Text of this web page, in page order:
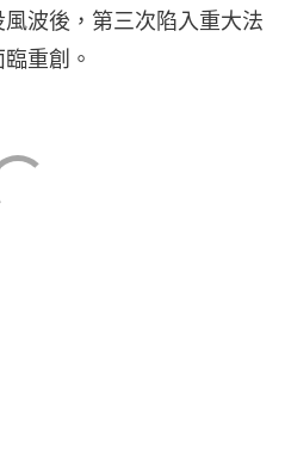
波後，第三次陷入重大法
重創。